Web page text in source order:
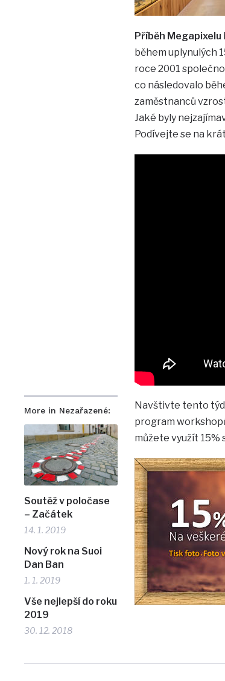
More in Nezařazené:
Soutěž v poločase
– Začátek
14. 1. 2019
Nový rok na Suoi
Dan Ban
1. 1. 2019
Vše nejlepší do roku
2019
30. 12. 2018
Příběh Megapixelu
během uplynulých
roce 2001
co následovalo
zaměstnanců
Jaké byly
Podívejte se na
Navštivte tento
program
můžete využít 15%